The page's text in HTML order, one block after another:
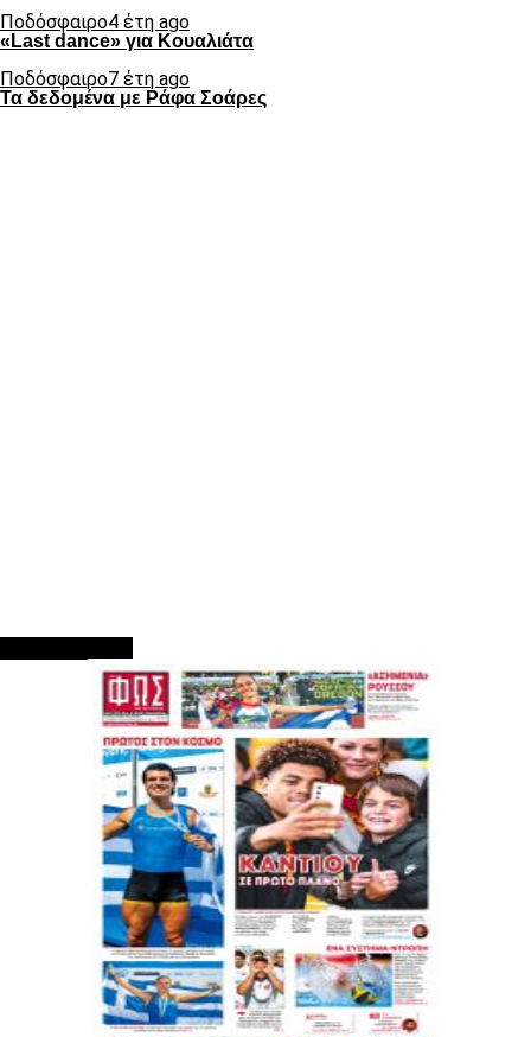
Ποδόσφαιρο4 έτη ago
«Last dance» για Κουαλιάτα
Ποδόσφαιρο7 έτη ago
Τα δεδομένα με Ράφα Σοάρες